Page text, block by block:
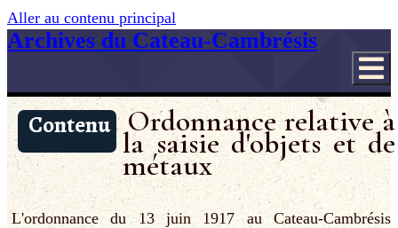
Aller au contenu principal
Archives du Cateau-Cambrésis
Contenu Ordonnance relative à
la saisie d'objets et de
métaux
L'ordonnance du 13 juin 1917 au Cateau-Cambrésis